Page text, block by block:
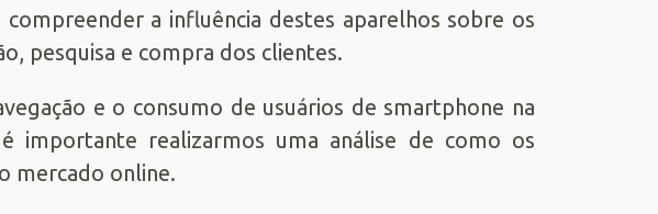
compreender a influência destes aparelhos sobre os
pesquisa e compra dos clientes.
e o consumo de usuários de smartphone na
importante realizarmos uma análise de como os
mercado online.